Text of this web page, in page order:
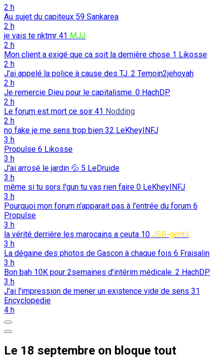
2 h
Au sujet du capiteux 59 Sankarea
2 h
je vais te nktmr 41 MJJ
2 h
Mon client a exigé que ça soit la dernière chose 1 Likosse
2 h
J'ai appelé la police à cause des TJ. 2 Temoin2jehovah
2 h
Je remercie Dieu pour le capitalisme. 0 HachDP
2 h
Le forum est mort ce soir 41 Nodding
2 h
no fake je me sens trop bien 32 LeKheyINFJ
3 h
Propulse 6 Likosse
3 h
J'ai arrosé le jardin 💦 5 LeDruide
3 h
même si tu sors l'gun tu vas rien faire 0 LeKheyINFJ
3 h
Pourquoi mon forum n'apparait pas à l'entrée du forum 6
Propulse
3 h
la vérité derrière les marocains a ceuta 10 JSB-gentil
3 h
La dégaine des photos de Gascon à chaque fois 6 Fraisalin
3 h
Bon bah 10K pour 2semaines d’intérim médicale. 2 HachDP
3 h
J'ai l'impression de mener un existence vide de sens 31
Encyclopedie
4 h
Le 18 septembre on bloque tout